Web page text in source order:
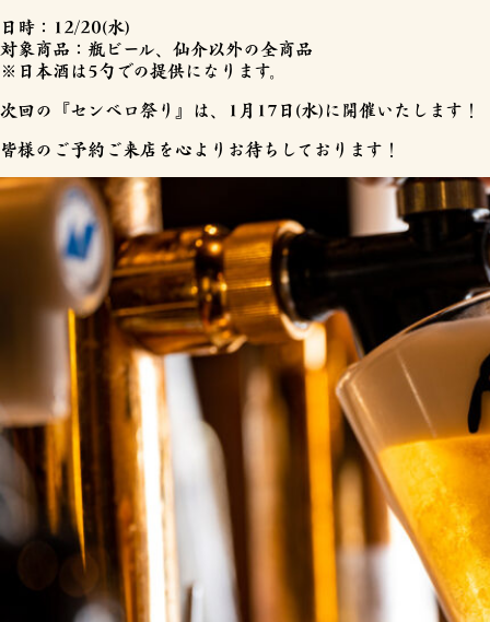
日時：12/20(水)
対象商品：瓶ビール、仙介以外の全商品
※日本酒は5勺での提供になります。
次回の『センベロ祭り』は、1月17日(水)に開催いたします！
皆様のご予約ご来店を心よりお待ちしております！